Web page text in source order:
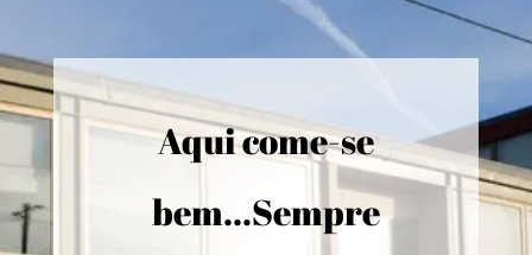
Aqui come-se
bem...Sempre